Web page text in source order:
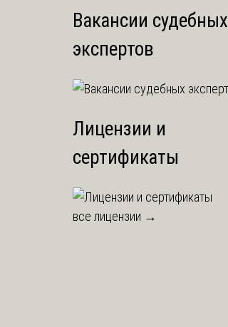
Вакансии судебных
экспертов
Лицензии и
сертификаты
все лицензии →